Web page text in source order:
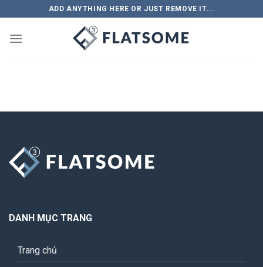
qua
nội
ADD ANYTHING HERE OR JUST REMOVE IT...
DANH MỤC TRANG
Trang chủ